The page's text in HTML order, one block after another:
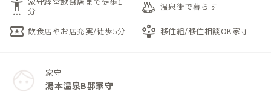
settings_accessibility 分
bath_outdoor 温泉街で暮らす
local_activity 飲食店やお店充実/徒歩5分 person_play 移住組/移住相談OK家守
家守
湯本温泉B邸家守